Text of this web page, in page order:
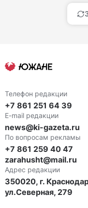
Телефон редакции
+7 861 251 64 39
E-mail редакции
news@ki-gazeta.ru
По вопросам рекламы
+7 861 259 40 47
zarahusht@mail.ru
Адрес редакции
350020, г.
ул.Северная, 279